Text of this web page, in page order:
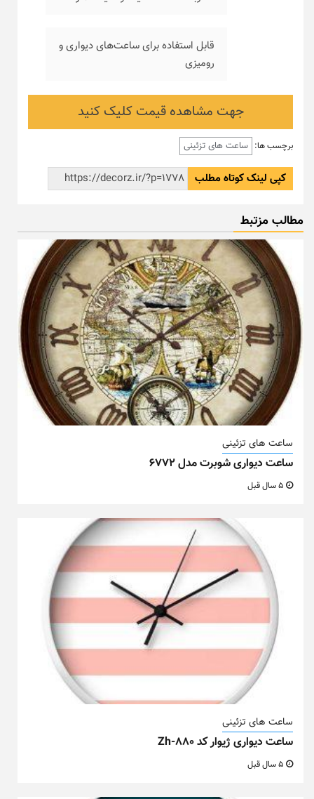
قابل استفاده برای ساعت‌های دیواری و
رومیزی
جهت مشاهده قیمت کلیک کنید
برچسب ها: ساعت های تزئینی
کپی لینک کوتاه مطلب
مطالب مزتبط
ساعت های تزئینی
ساعت دیواری شوبرت مدل ۶۷۷۲
ساعت های تزئینی
ساعت دیواری ژیوار کد Zh-880